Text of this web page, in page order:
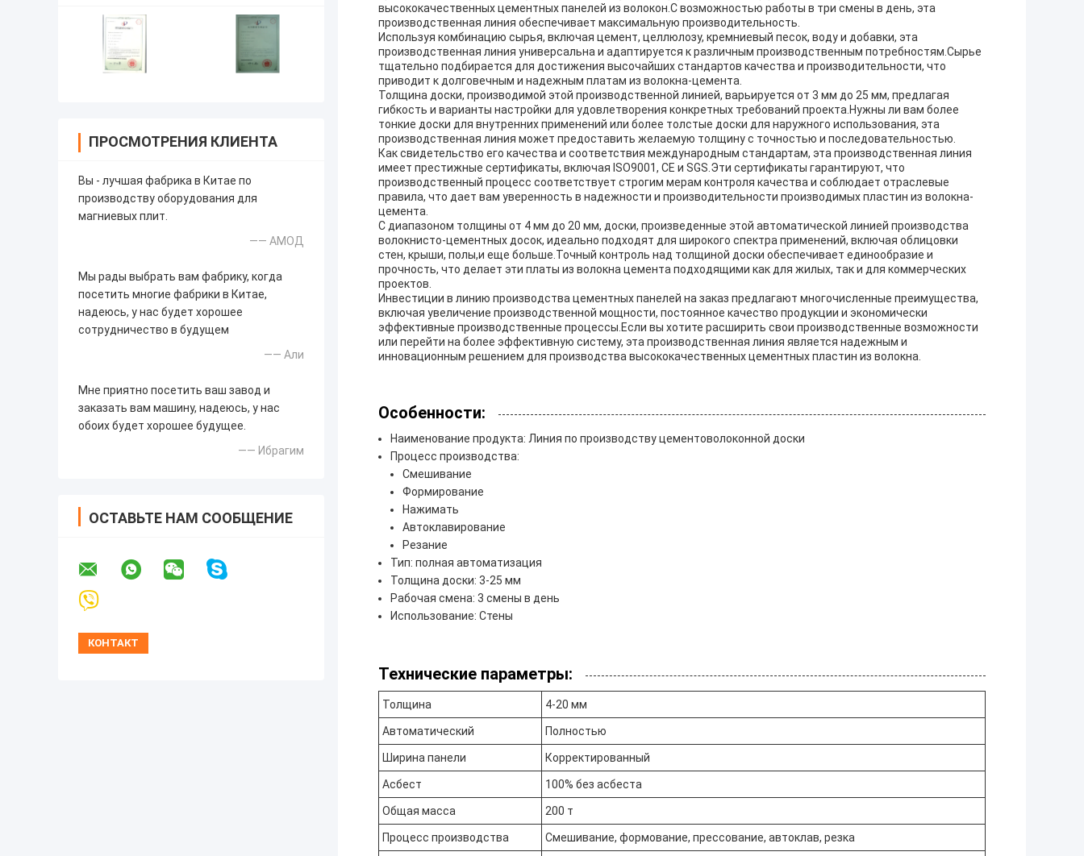
ПРОСМОТРЕНИЯ КЛИЕНТА
Вы - лучшая фабрика в Китае по
производству оборудования для
магниевых плит.
—— АМОД
Мы рады выбрать вам фабрику, когда
посетить многие фабрики в Китае,
надеюсь, у нас будет хорошее
сотрудничество в будущем
—— Али
Мне приятно посетить ваш завод и
заказать вам машину, надеюсь, у нас
обоих будет хорошее будущее.
—— Ибрагим
ОСТАВЬТЕ НАМ СООБЩЕНИЕ
высококачественных цементных панелей из волокон.С возможностью работы в три смены в день, эта
производственная линия обеспечивает максимальную производительность.
Используя комбинацию сырья, включая цемент, целлюлозу, кремниевый песок, воду и добавки, эта
производственная линия универсальна и адаптируется к различным производственным потребностям.Сырье
тщательно подбирается для достижения высочайших стандартов качества и производительности, что
приводит к долговечным и надежным платам из волокна-цемента.
Толщина доски, производимой этой производственной линией, варьируется от 3 мм до 25 мм, предлагая
гибкость и варианты настройки для удовлетворения конкретных требований проекта.Нужны ли вам более
тонкие доски для внутренних применений или более толстые доски для наружного использования, эта
производственная линия может предоставить желаемую толщину с точностью и последовательностью.
Как свидетельство его качества и соответствия международным стандартам, эта производственная линия
имеет престижные сертификаты, включая ISO9001, CE и SGS.Эти сертификаты гарантируют, что
производственный процесс соответствует строгим мерам контроля качества и соблюдает отраслевые
правила, что дает вам уверенность в надежности и производительности производимых пластин из волокна-
цемента.
С диапазоном толщины от 4 мм до 20 мм, доски, произведенные этой автоматической линией производства
волокнисто-цементных досок, идеально подходят для широкого спектра применений, включая облицовки
стен, крыши, полы,и еще больше.Точный контроль над толщиной доски обеспечивает единообразие и
прочность, что делает эти платы из волокна цемента подходящими как для жилых, так и для коммерческих
проектов.
Инвестиции в линию производства цементных панелей на заказ предлагают многочисленные преимущества,
включая увеличение производственной мощности, постоянное качество продукции и экономически
эффективные производственные процессы.Если вы хотите расширить свои производственные возможности
или перейти на более эффективную систему, эта производственная линия является надежным и
инновационным решением для производства высококачественных цементных пластин из волокна.
Особенности:
Наименование продукта: Линия по производству цементоволоконной доски
Процесс производства:
Смешивание
Формирование
Нажимать
Автоклавирование
Резание
Тип: полная автоматизация
Толщина доски: 3-25 мм
Рабочая смена: 3 смены в день
Использование: Стены
Технические параметры:
Толщина 4-20 мм
Автоматический Полностью
Ширина панели Корректированный
Асбест 100% без асбеста
Общая масса 200 т
Процесс производства Смешивание, формование, прессование, автоклав, резка